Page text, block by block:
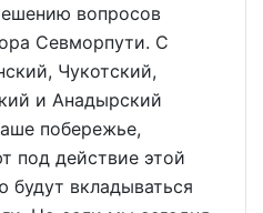
вопросов
Севморпути. С
Чукотский,
и Анадырский
побережье,
под действие этой
вкладываться